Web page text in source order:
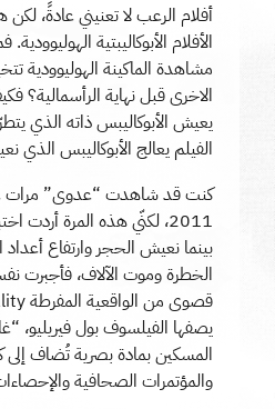
أفلام الرعب لا تعنيني عادةً، لكن
الأفلام الأبوكاليبتية
مشاهدة الماكينة الهوليوودية
الاخرى قبل نهاية الرأسمالية؟
يعيش الأبوكاليبس ذاته الذي
الفيلم يعالج الأبوكاليبس الذي
كنت قد شاهدت “عدوى” مرات
2011، لكنّي هذه المرة أردت
بينما نعيش الحجر وارتفاع أعداد
الخطرة وموت الآلاف،
يصفها الفيلسوف بول فيريليو،
المسكين بمادة بصرية تُضاف إلى
والمؤتمرات الصحافية